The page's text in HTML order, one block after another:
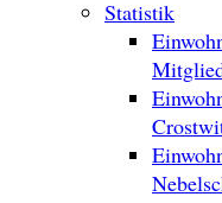
Statistik